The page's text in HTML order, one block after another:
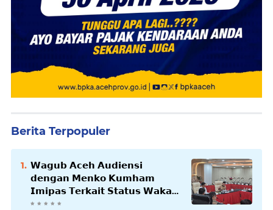
Berita Terpopuler
𝗪𝗮𝗴𝘂𝗯 𝗔𝗰𝗲𝗵 𝗔𝘂𝗱𝗶𝗲𝗻𝘀𝗶
𝗱𝗲𝗻𝗴𝗮𝗻 𝗠𝗲𝗻𝗸𝗼 𝗞𝘂𝗺𝗵𝗮𝗺
𝗜𝗺𝗶𝗽𝗮𝘀 𝗧𝗲𝗿𝗸𝗮𝗶𝘁 𝗦𝘁𝗮𝘁𝘂𝘀 𝗪𝗮𝗸𝗮𝗳
𝗕𝗹𝗮𝗻𝗴𝗽𝗮𝗱𝗮𝗻𝗴